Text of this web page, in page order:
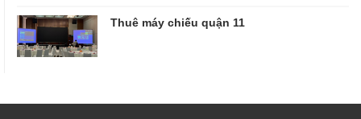
Thuê máy chiếu quận 11